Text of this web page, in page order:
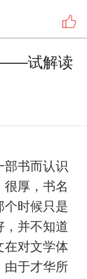
——试解读
部书而认识
厚，书名
个时候只是
，并不知道
在对文学体
由于才华所